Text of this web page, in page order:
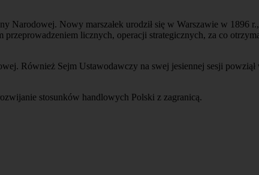
Narodowej. Nowy marszałek urodził się w Warszawie w 1896
licznych, operacji strategicznych, za co
Również Sejm Ustawodawczy na swej jesiennej sesji powziął
stosunków handlowych Polski z zagranicą.